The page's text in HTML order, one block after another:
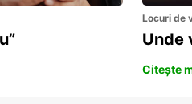
Locuri de
Unde
Citește